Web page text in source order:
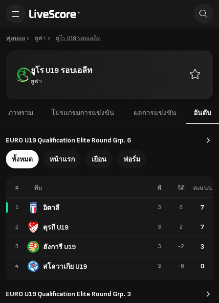
ฟุตบอล ยูฟ่า ยูโร U19 รอบเอลีท
ยูโร U19 รอบเอลีท
ยูฟ่า
ภาพรวม โปรแกรมการแข่งขัน ผลการแข่งขัน อันดับ
EURO U19 Qualification Elite Round Grp. 6
ทั้งหมด หน้าแรก เยือน ฟอร์ม
# ทีม
1 อิตาลี
2 ตุรกี U19
3 ฮังการี U19
4 สโลวาเกีย U19
พี จีดี คะแนน
3 6 7
3 2 7
3 -2 3
3 -6 0
EURO U19 Qualification Elite Round Grp. 3